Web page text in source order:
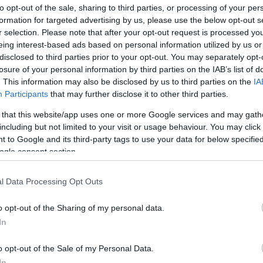
opt-out of the sale, sharing to third parties, or processing of your
for targeted advertising by us, please use the below opt-out
selection. Please note that after your opt-out request is processed
interest-based ads based on personal information utilized by us
to third parties prior to your opt-out. You may separately
of your personal information by third parties on the IAB’s list of
This information may also be disclosed by us to third parties on the
Participants that may further disclose it to other third parties.
that this website/app uses one or more Google services and may
but not limited to your visit or usage behaviour. You may
to Google and its third-party tags to use your data for below
consent section.
Data Processing Opt Outs
opt-out of the Sharing of my personal data.
opt-out of the Sale of my Personal Data.
hegyi-barlangokat - újított meg a Budai--
Ipoly Nemzeti Park.
forint európai uniós támogatás segítségével
jelölt Budai-termálkarszt
védelme és bemutatása elnevezésű
barlang, a Pál-völgyi és a Szemlő-
felújították a 20 éve létesült, elkorhadt
részére barlangi játszótér is épült. Kerítéssel
lerakott hulladékokat elszállíttatták.
és számos interaktív és élményelemmel bővült a
ahol a budai barlangokról szóló kisfilm